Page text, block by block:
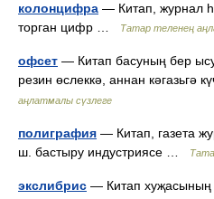
колонцифра — Китап, журнал
торган цифр …
Татар теленең
офсет — Китап басуның бер
резин өслеккә, аннан кәгазьгә
аңлатмалы сүзлеге
полиграфия — Китап, газета
ш. бастыру индустриясе …
экслибрис — Китап хуҗасының